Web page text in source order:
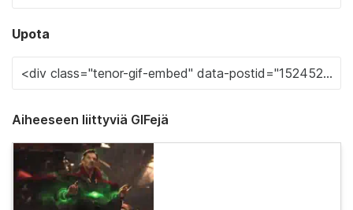
Upota
Aiheeseen liittyviä GIFejä